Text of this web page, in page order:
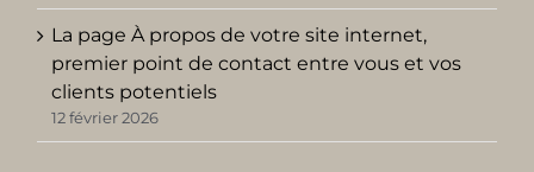
La page À propos de votre site internet,
premier point de contact entre vous et vos
clients potentiels
12 février 2026